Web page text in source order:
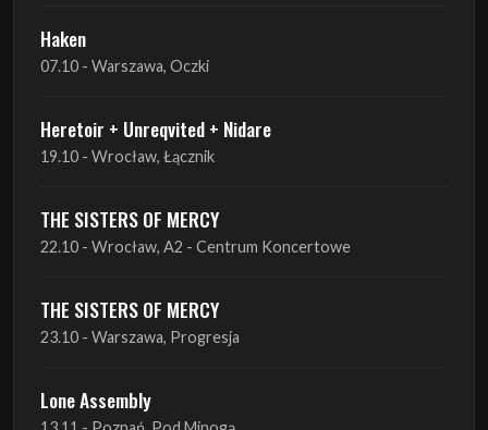
Heretoir + Unreqvited + Nidare
THE SISTERS OF MERCY
22.10 - Wrocław, A2 - Centrum Koncertowe
THE SISTERS OF MERCY
Lone Assembly
Lone Assembly
14.11 - Piekary Śląskie, OK Andaluzja